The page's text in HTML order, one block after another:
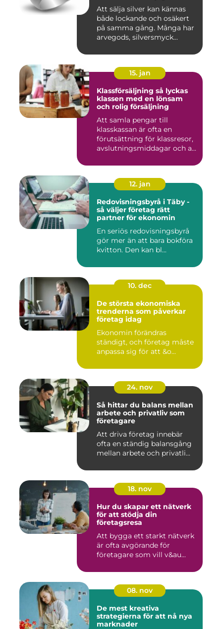
Att sälja silver kan kännas
både lockande och osäkert
på samma gång. Många har
arvegods, silversmyck...
15. jan
Klassförsäljning så lyckas
klassen med en lönsam
och rolig försäljning
Att samla pengar till
klasskassan är ofta en
förutsättning för klassresor,
avslutningsmiddagar och a...
12. jan
Redovisningsbyrå i Täby -
så väljer företag rätt
partner för ekonomin
En seriös redovisningsbyrå
gör mer än att bara bokföra
kvitton. Den kan bl...
10. dec
De största ekonomiska
trenderna som påverkar
företag idag
Ekonomin förändras
ständigt, och företag måste
anpassa sig för att &o...
24. nov
Så hittar du balans mellan
arbete och privatliv som
företagare
Att driva företag innebär
ofta en ständig balansgång
mellan arbete och privatli...
18. nov
Hur du skapar ett nätverk
för att stödja din
företagsresa
Att bygga ett starkt nätverk
är ofta avgörande för
företagare som vill v&au...
08. nov
De mest kreativa
strategierna för att nå nya
marknader